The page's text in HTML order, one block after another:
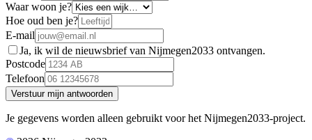
Waar woon je?
Hoe oud ben je?
E-mail
Ja, ik wil de nieuwsbrief van Nijmegen2033 ontvangen.
Postcode
Telefoon
Verstuur mijn antwoorden
Je gegevens worden alleen gebruikt voor het Nijmegen2033-project.